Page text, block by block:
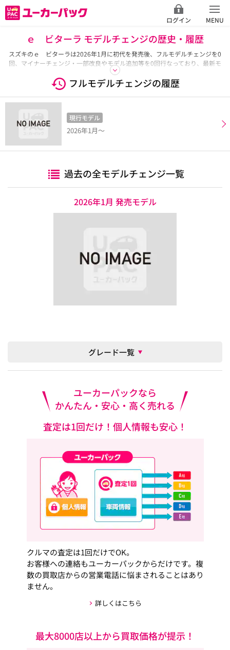
ログイン MENU
ｅ ビターラ モデルチェンジの歴史・履歴
スズキのｅ ビターラは2026年1月に初代を発売後、フルモデルチェンジを0
回、マイナーチェンジ・一部改良やモデル追加等を0回行なっており、最新モ
デルは2026年1月発売モデルです。ここではｅ ビターラのこれまでのモデル
チェンジの履歴とモデルごとの全グレード一覧をご紹介しています。
フルモデルチェンジの履歴
現行モデル
2026年1月～
過去の全モデルチェンジ一覧
2026年1月 発売モデル
グレード一覧
ユーカーパックなら
かんたん・安心・高く売れる
査定は1回だけ！個人情報も安心！
クルマの査定は1回だけでOK。
お客様への連絡もユーカーパックからだけです。複
数の買取店からの営業電話に悩まされることはあり
ません。
詳しくはこちら
最大8000店以上から買取価格が提示！